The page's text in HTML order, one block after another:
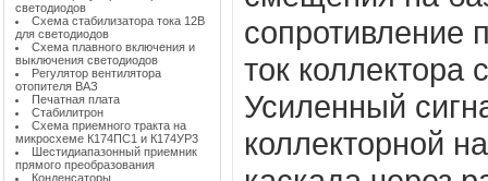
светодиодов
Схема стабилизатора тока 12В
для светодиодов
Схема плавного включения и
выключения светодиодов
Регулятор вентилятора
отопителя ВАЗ
Печатная плата
Стабилитрон
Схема приемного тракта на
микросхеме К174ПС1 и К174УР3
Шестидиапазонный приемник
прямого преобразования
Конденсаторы
сопротивление
ток коллектора
Усиленный
коллекторной